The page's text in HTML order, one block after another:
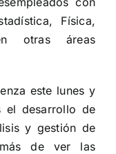
Física,
otras áreas
este lunes y
el desarrollo de
y gestión de
de ver las